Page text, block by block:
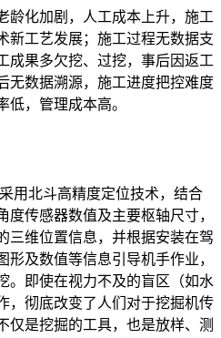
龄化加剧，人工成本上升，施工
新工艺发展；施工过程无数据支
成果多欠挖、过挖，事后因返工
无数据溯源，施工进度把控难度
低，管理成本高。
用北斗高精度定位技术，结合
传感器数值及主要枢轴尺寸，
三维位置信息，并根据安装在驾
及数值等信息引导机手作业，
。即使在视力不及的盲区（如水
，彻底改变了人们对于挖掘机传
仅是挖掘的工具，也是放样、测